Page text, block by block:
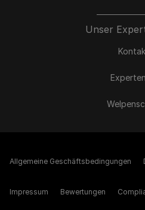
Unser
Allgemeine Geschäftsbedingungen
Impressum Bewertungen